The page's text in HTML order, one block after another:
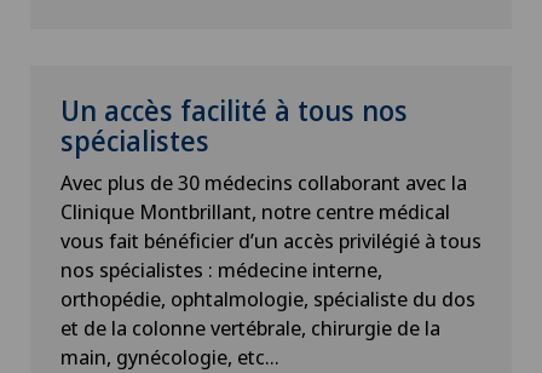
Un accès facilité à tous nos
spécialistes
Avec plus de 30 médecins collaborant avec la
Clinique Montbrillant, notre centre médical
vous fait bénéficier d’un accès privilégié à tous
nos spécialistes : médecine interne,
orthopédie, ophtalmologie, spécialiste du dos
et de la colonne vertébrale, chirurgie de la
main, gynécologie, etc...